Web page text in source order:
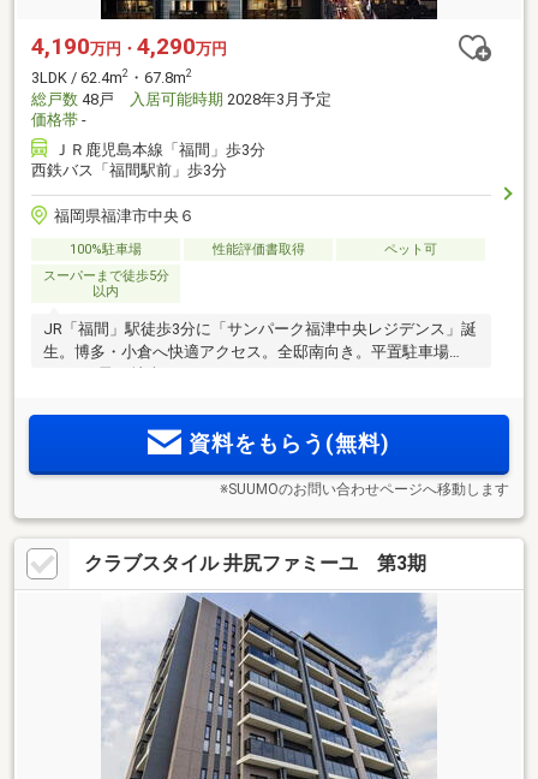
4,190万円・ 4,290万円
3LDK / 62.4m2 ・67.8m2
総戸数 48戸 入居可能時期 2028年3月予定
価格帯 -
ＪＲ鹿児島本線「福間」歩3分
西鉄バス「福間駅前」歩3分
福岡県福津市中央６
100%駐車場 性能評価書取得
ペット可
スーパーまで徒歩5分
以内
JR「福間」駅徒歩3分に「サンパーク福津中央レジデンス」誕
生。博多・小倉へ快適アクセス。全邸南向き。平置駐車場
資料をもらう(無料)
※SUUMOのお問い合わせページへ移動します
クラブスタイル 井尻ファミーユ 第3期